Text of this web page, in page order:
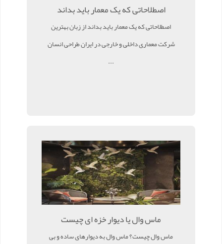
اصطلاحاتی که یک معمار باید بداند
اصطلاحاتی که یک معمار باید بداند از زبان بهترین
شرکت معماری داخلی و خارجی در ایران طراحی انسان
...
ماس وال یا دیوار خزه ای چیست
ماس وال چیست؟ ماس وال به دیوارهای ساده و بی